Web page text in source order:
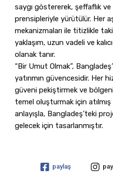
saygı göstererek, şeffaflık
prensipleriyle yürütülür. Her
mekanizmaları ile titizlikle
yaklaşım, uzun vadeli ve
olanak tanır.
“Bir Umut Olmak”,
yatırımın güvencesidir. Her
güveni pekiştirmek ve
temel oluşturmak için atılmış
anlayışla, Bangladeş’teki
gelecek için tasarlanmıştır.
paylaş